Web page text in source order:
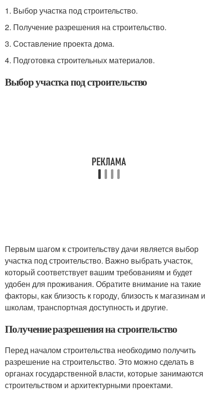
1. Выбор участка под строительство.
2. Получение разрешения на строительство.
3. Составление проекта дома.
4. Подготовка строительных материалов.
Выбор участка под строительство
Первым шагом к строительству дачи является выбор
участка под строительство. Важно выбрать участок,
который соответствует вашим требованиям и будет
удобен для проживания. Обратите внимание на такие
факторы, как близость к городу, близость к магазинам и
школам, транспортная доступность и другие.
Получение разрешения на строительство
Перед началом строительства необходимо получить
разрешение на строительство. Это можно сделать в
органах государственной власти, которые занимаются
строительством и архитектурными проектами.